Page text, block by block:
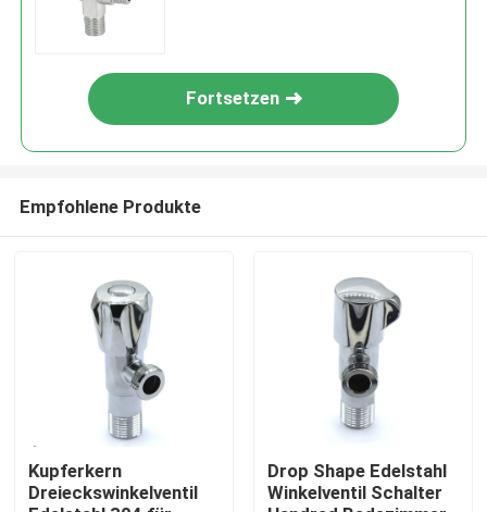
Fortsetzen
Empfohlene Produkte
Kupferkern
Dreieckswinkelventil
Drop Shape Edelstahl
Winkelventil Schalter